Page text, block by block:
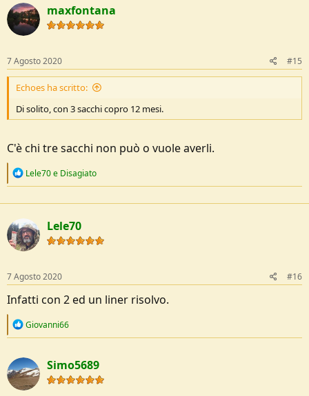
t
i
o
s
:
maxfontana
7 Agosto 2020 #15
Echoes ha scritto:
Di solito, con 3 sacchi copro 12 mesi.
C'è chi tre sacchi non può o vuole averli.
R
c
i
o
n
Lele70e Disagiato
Lele70
7 Agosto 2020 #16
Infatti con 2 ed un liner risolvo.
R
c
t
i
o
Giovanni66
Simo5689